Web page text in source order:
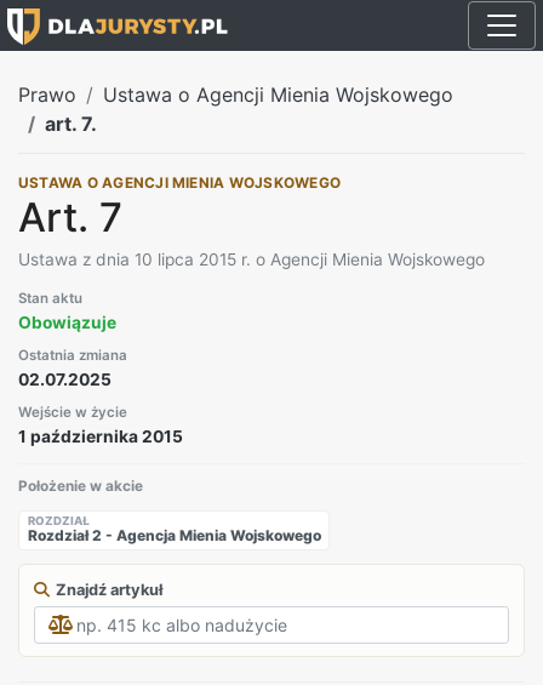
Prawo
Ustawa o Agencji Mienia Wojskowego
art. 7.
USTAWA O AGENCJI MIENIA WOJSKOWEGO
Art. 7
Ustawa z dnia 10 lipca 2015 r. o Agencji Mienia Wojskowego
Stan aktu
Obowiązuje
Ostatnia zmiana
02.07.2025
Wejście w życie
1 października 2015
Położenie w akcie
ROZDZIAŁ
Rozdział 2 - Agencja Mienia Wojskowego
Znajdź artykuł